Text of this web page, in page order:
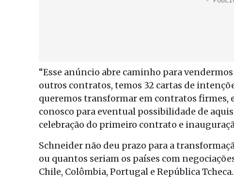
“Esse anúncio abre caminho para
outros contratos, temos 32 cartas de
queremos transformar em contratos firmes,
conosco para eventual possibilidade de
celebração do primeiro contrato e
Schneider não deu prazo para a
ou quantos seriam os países com
Chile, Colômbia, Portugal e República Tcheca.